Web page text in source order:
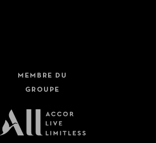
MEMBRE DU
GROUPE